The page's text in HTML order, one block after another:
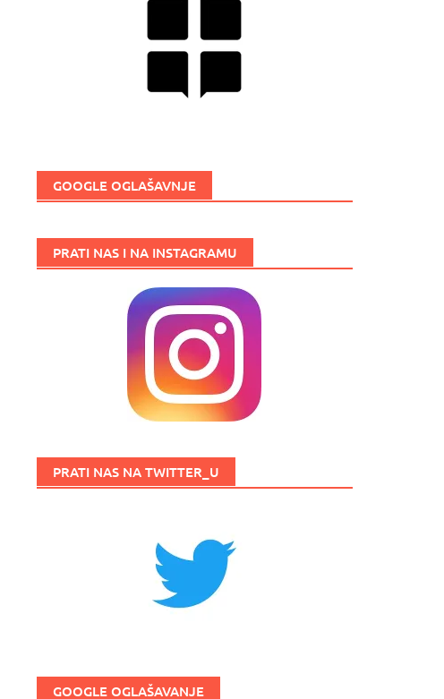
GOOGLE OGLAŠAVNJE
PRATI NAS I NA INSTAGRAMU
PRATI NAS NA TWITTER_U
GOOGLE OGLAŠAVANJE